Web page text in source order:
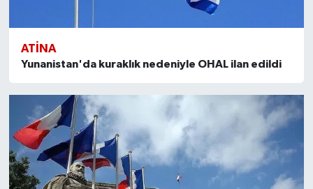
ATINA
Yunanistan'da kuraklık nedeniyle OHAL ilan edildi